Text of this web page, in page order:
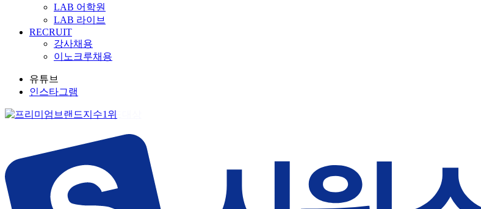
LAB 어학원
LAB 라이브
RECRUIT
강사채용
이노크루채용
유튜브
인스타그램